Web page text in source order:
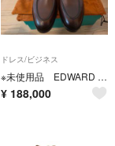
ドレス/ビジネス
※未使用品 EDWARD GREEN DOVER 8.5E(27cm程度)
¥ 188,000